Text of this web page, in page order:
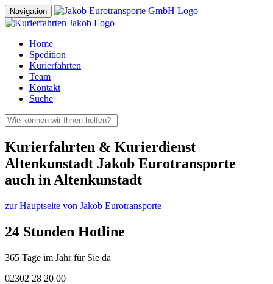
Navigation
Home
Spedition
Kurierfahrten
Team
Kontakt
Suche
Kurierfahrten & Kurierdienst
Altenkunstadt Jakob Eurotransporte
auch in Altenkunstadt
zur Hauptseite von Jakob Eurotransporte
24 Stunden Hotline
365 Tage im Jahr für Sie da
02302 28 20 00